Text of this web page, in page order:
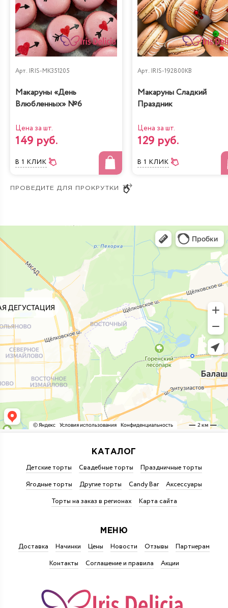
Арт. IRIS-MK351205
Макаруны «День
Влюбленных» №6
Цена за шт.
149 руб.
В 1 КЛИК
Арт. IRIS-192800KB
Макаруны Сладкий
Праздник
Цена за шт.
129 руб.
В 1 КЛИК
КАТАЛОГ
Детские торты Свадебные торты
Праздничные торты
Ягодные торты
Другие торты Candy Bar
Аксессуары
Торты на заказ в регионах
Карта сайта
МЕНЮ
Доставка Начинки Цены Новости Отзывы
Партнерам
Контакты
Соглашение и правила Акции